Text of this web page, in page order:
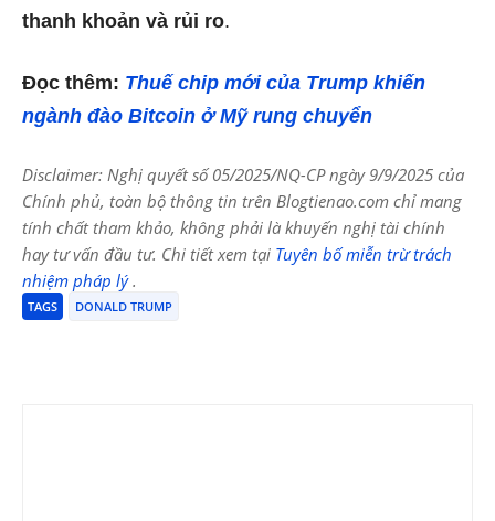
thanh khoản và rủi ro.
Đọc thêm: Thuế chip mới của Trump khiến
ngành đào Bitcoin ở Mỹ rung chuyển
Disclaimer: Nghị quyết số 05/2025/NQ-CP ngày 9/9/2025 của
Chính phủ, toàn bộ thông tin trên Blogtienao.com chỉ mang
tính chất tham khảo, không phải là khuyến nghị tài chính
hay tư vấn đầu tư. Chi tiết xem tại Tuyên bố miễn trừ trách
nhiệm pháp lý.
TAGS DONALD TRUMP